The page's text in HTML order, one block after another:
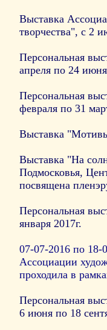
Выставка
творчества", с 2
Персональная
апреля по 24
Персональная
февраля по 31
Выставка
Выставка "На
Подмосковья,
посвящена
Персональная
января 2017г.
07-07-2016 по 18-
Ассоциации
проходила в
Персональная
6 июня по 18